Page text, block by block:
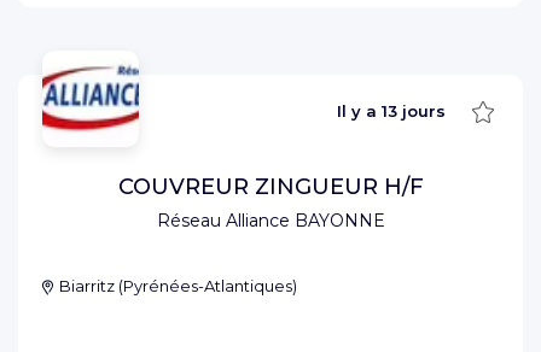
Réseau Alliance BAYONNE
Il y a 13 jours
COUVREUR ZINGUEUR H/F
Biarritz (Pyrénées-Atlantiques)